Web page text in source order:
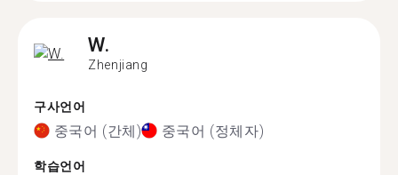
W.
Zhenjiang
구사언어
중국어 (간체) 중국어 (정체자)
학습언어